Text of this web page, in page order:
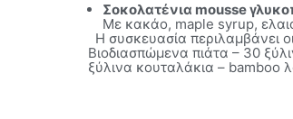
Σοκολατένια mousse
Mε κακάο, maple syrup,
Η συσκευασία περιλαμβάνει
Βιοδιασπώμενα πιάτα – 30
ξύλινα κουταλάκια – bamboo